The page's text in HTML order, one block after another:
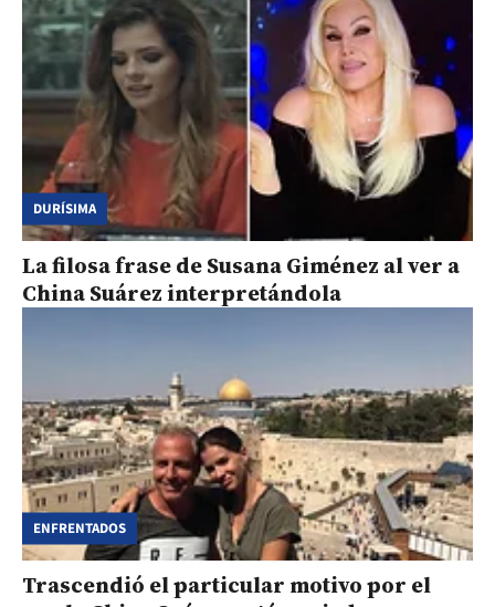
DURÍSIMA
La filosa frase de Susana Giménez al ver a
China Suárez interpretándola
ENFRENTADOS
Trascendió el particular motivo por el